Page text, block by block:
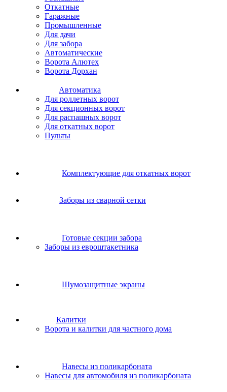
Откатные
Гаражные
Промышленные
Для дачи
Для забора
Автоматические
Ворота Алютех
Ворота Дорхан
Автоматика
Для роллетных ворот
Для секционных ворот
Для распашных ворот
Для откатных ворот
Пульты
Комплектующие для откатных ворот
Заборы из сварной сетки
Готовые секции забора
Заборы из евроштакетника
Шумозащитные экраны
Калитки
Ворота и калитки для частного дома
Навесы из поликарбоната
Навесы для автомобиля из поликарбоната